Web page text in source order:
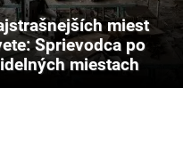
miest
Sprievodca po
miestach